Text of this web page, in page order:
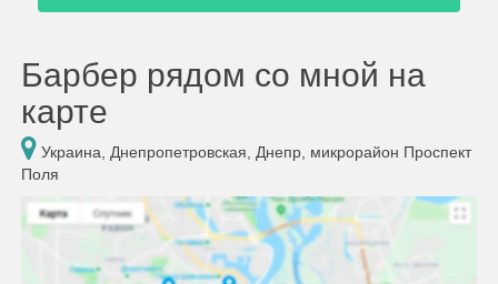
Барбер рядом со мной на
карте
Украина, Днепропетровская, Днепр, микрорайон Проспект
Поля